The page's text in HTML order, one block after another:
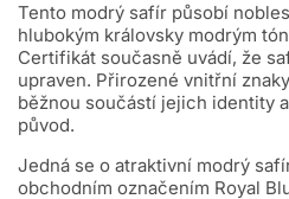
Tento modrý safír působí
hlubokým královsky modrým
Certifikát současně uvádí, že
upraven. Přirozené vnitřní
běžnou součástí jejich identity
původ.
Jedná se o atraktivní modrý
obchodním označením Royal